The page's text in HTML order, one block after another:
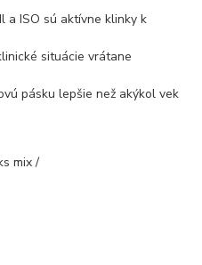
a ISO sú aktívne klinky k
situácie vrátane
pásku lepšie než akýkol vek
mix /